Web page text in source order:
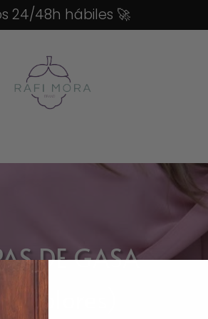
24/48h hábiles 🚀
DE GASA
colores)